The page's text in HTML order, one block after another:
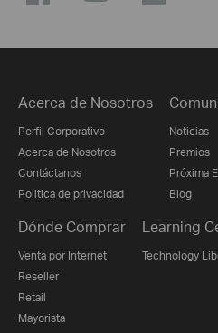
Acerca de Nosotros
Perfil Corporativo
Acerca de Nosotros
Contáctanos
Politica de privacidad
Noticias
Premios
Próxima
Blog
Dónde Comprar
Venta por Internet
Reseller
Retail
Mayorista
Learning
Technology